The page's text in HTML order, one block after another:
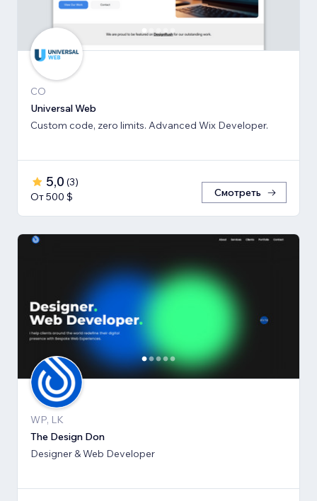
CO
Universal Web
Custom code, zero limits. Advanced Wix Developer.
5,0 (3)
От 500 $
Смотреть
WP, LK
The Design Don
Designer & Web Developer